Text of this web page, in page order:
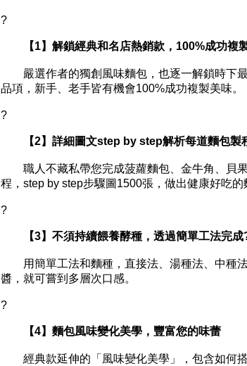
?
【1】解鎖經典和名店熱銷款，100%成功複
嚴選作者的獨創風味麵包，也逐一解鎖時下
品項，新手、老手皆有機會100%成功複製美味。
?
【2】詳細圖文step by step解析每道麵包製
職人不藏私帶您完成菠蘿麵包、金牛角、貝
程，step by step步驟圖1500張，做出健康好吃的
?
【3】不須持續餵養酵種，透過簡單工法完成
用簡單工法和麵種，直接法、湯種法、中種
醬，就可嘗到多層次口感。
?
【4】麵包風味變化美學，豐富您的味蕾
經典款延伸的「風味變化美學」，包含如何